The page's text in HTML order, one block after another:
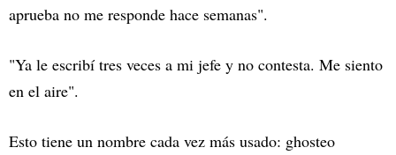
aprueba no me responde hace semanas".
"Ya le escribí tres veces a mi jefe y no contesta. Me siento
en el aire".
Esto tiene un nombre cada vez más usado: ghosteo